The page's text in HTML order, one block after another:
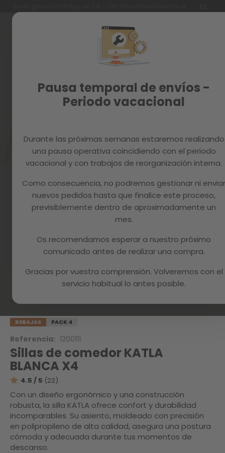
Pausa temporal de envíos -
Periodo vacacional
Durante las próximas semanas estaremos realizando
una pausa operativa coincidiendo con el periodo
vacacional y con trabajos de reorganización interna.
Como consecuencia, no podremos gestionar ni enviar
nuevos pedidos hasta que finalice este proceso,
previsiblemente dentro de aproximadamente un
mes.
Os recomendamos esperar a nuestro próximo
comunicado antes de realizar una compra.
Gracias por vuestra comprensión. Volveremos con el
servicio habitual lo antes posible.
beginning
gallery
Inicio
REBAJAS PACK 4
Referencia: 1200111
Sillas de comedor KATLA
BLANCA X4
4.5 / 5 (22)
Con un diseño ergonómico y una construcción
robusta, la silla KATLA ofrece confort y durabilidad
incomparables. Su asiento, moldeado con precisión
en polipropileno de alta calidad, asegura una postura
cómoda y adecuada durante tus momentos de
descanso.